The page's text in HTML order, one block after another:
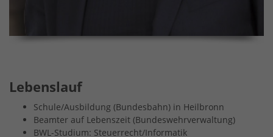
Lebenslauf
Schule/Ausbildung (Bundesbahn) in Heilbronn
Beamter auf Lebenszeit (Bundeswehrverwaltung)
BWL-Studium: Steuerrecht/Informatik